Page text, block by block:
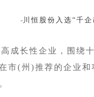
-川恒股份入选“千
成长性企业，围绕
市(州)推荐的企业